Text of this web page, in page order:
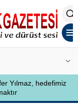
Kardeş Sancar’a